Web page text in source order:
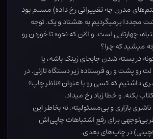
مدرن چه تغییراتی رخ داده) مسلم بود
مجددا برمیگردیم به هشتاد و یک. توجه
چهارتایی است. و الان که نحوه تا خوردن رو
میشید که چرا؟
در بسته شدن جابجای زینک باشه، یا
رو پشت و رو فرستاده زیر دستگاه تازنی. در
داشتیم که کسی رو با عنوان «ناظر چاپ»
بکنه. و خطا زیاد رخ میداد.
بازاری و بی‌مسئولیته. نه بخاطر این
بی‌توجهی برای رفع اشتباهات چاپی‌اش
در چاپ‌های بعدی.